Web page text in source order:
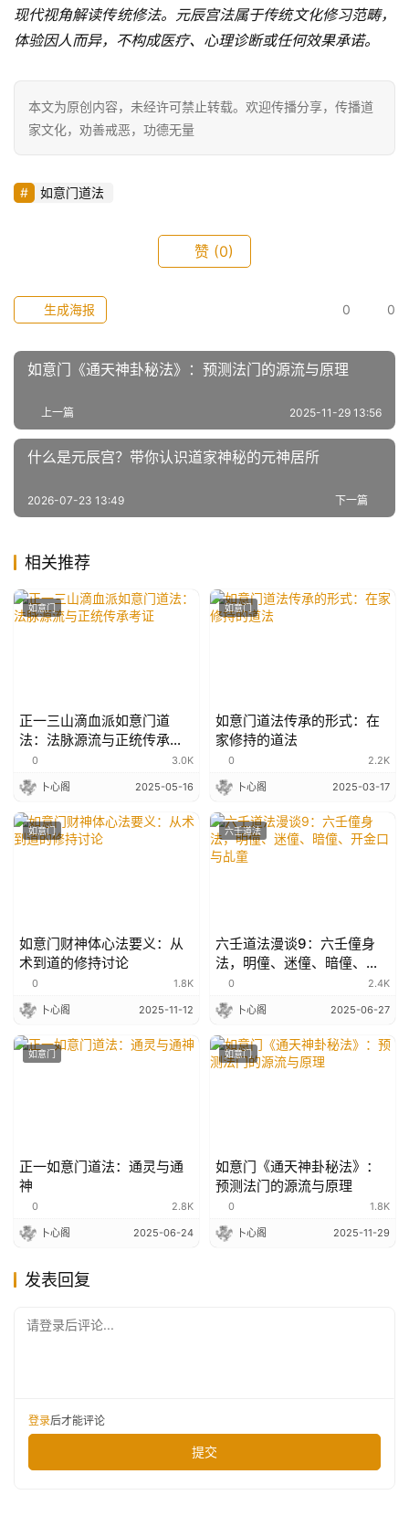
现代视角解读传统修法。元辰宫法属于传统文化修习范畴，
体验因人而异，不构成医疗、心理诊断或任何效果承诺。
本文为原创内容，未经许可禁止转载。欢迎传播分享，传播道
家文化，劝善戒恶，功德无量
如意门道法
赞 (0)
0 0
生成海报
如意门《通天神卦秘法》：预测法门的源流与原理
上一篇 2025-11-29 13:56
什么是元辰宫？带你认识道家神秘的元神居所
下一篇
2026-07-23 13:49
相关推荐
如意门
正一三山滴血派如意门道
法：法脉源流与正统传承考
证0 3.0K
卜心阁 2025-05-16
如意门
如意门道法传承的形式：在
家修持的道法
0 2.2K
卜心阁 2025-03-17
如意门
如意门财神体心法要义：从
术到道的修持讨论
0 1.8K
卜心阁 2025-11-12
六壬道法
六壬道法漫谈9：六壬僮身
法，明僮、迷僮、暗僮、开
金口与乩童
0 2.4K
卜心阁 2025-06-27
如意门
正一如意门道法：通灵与通
神
0 2.8K
卜心阁 2025-06-24
如意门
如意门《通天神卦秘法》：
预测法门的源流与原理
0 1.8K
卜心阁 2025-11-29
发表回复
请登录后评论...
登录后才能评论
提交